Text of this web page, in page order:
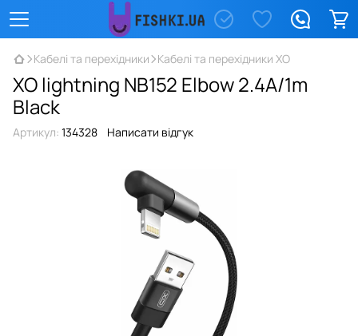
Кабелі та перехідники Кабелі та перехідники XO
XO lightning NB152 Elbow 2.4A/1m
Black
Артикул: 134328 Написати відгук